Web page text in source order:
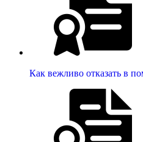
Как вежливо отказать в